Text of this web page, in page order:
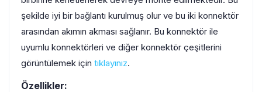
şekilde iyi bir bağlantı kurulmuş olur ve bu iki konnektör
arasından akımın akması sağlanır. Bu konnektör ile
uyumlu konnektörleri ve diğer konnektör çeşitlerini
görüntülemek için tıklayınız.
Özellikler: